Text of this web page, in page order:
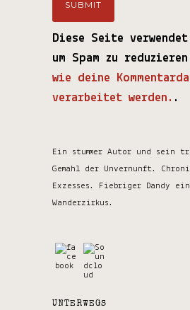
Diese Seite
um Spam zu
wie deine
verarbeitet werden. .
Ein stummer Autor und sein
Gemahl der Unvernunft.
Exzesses. Fiebriger Dandy
Wanderzirkus.
UNTERWEGS